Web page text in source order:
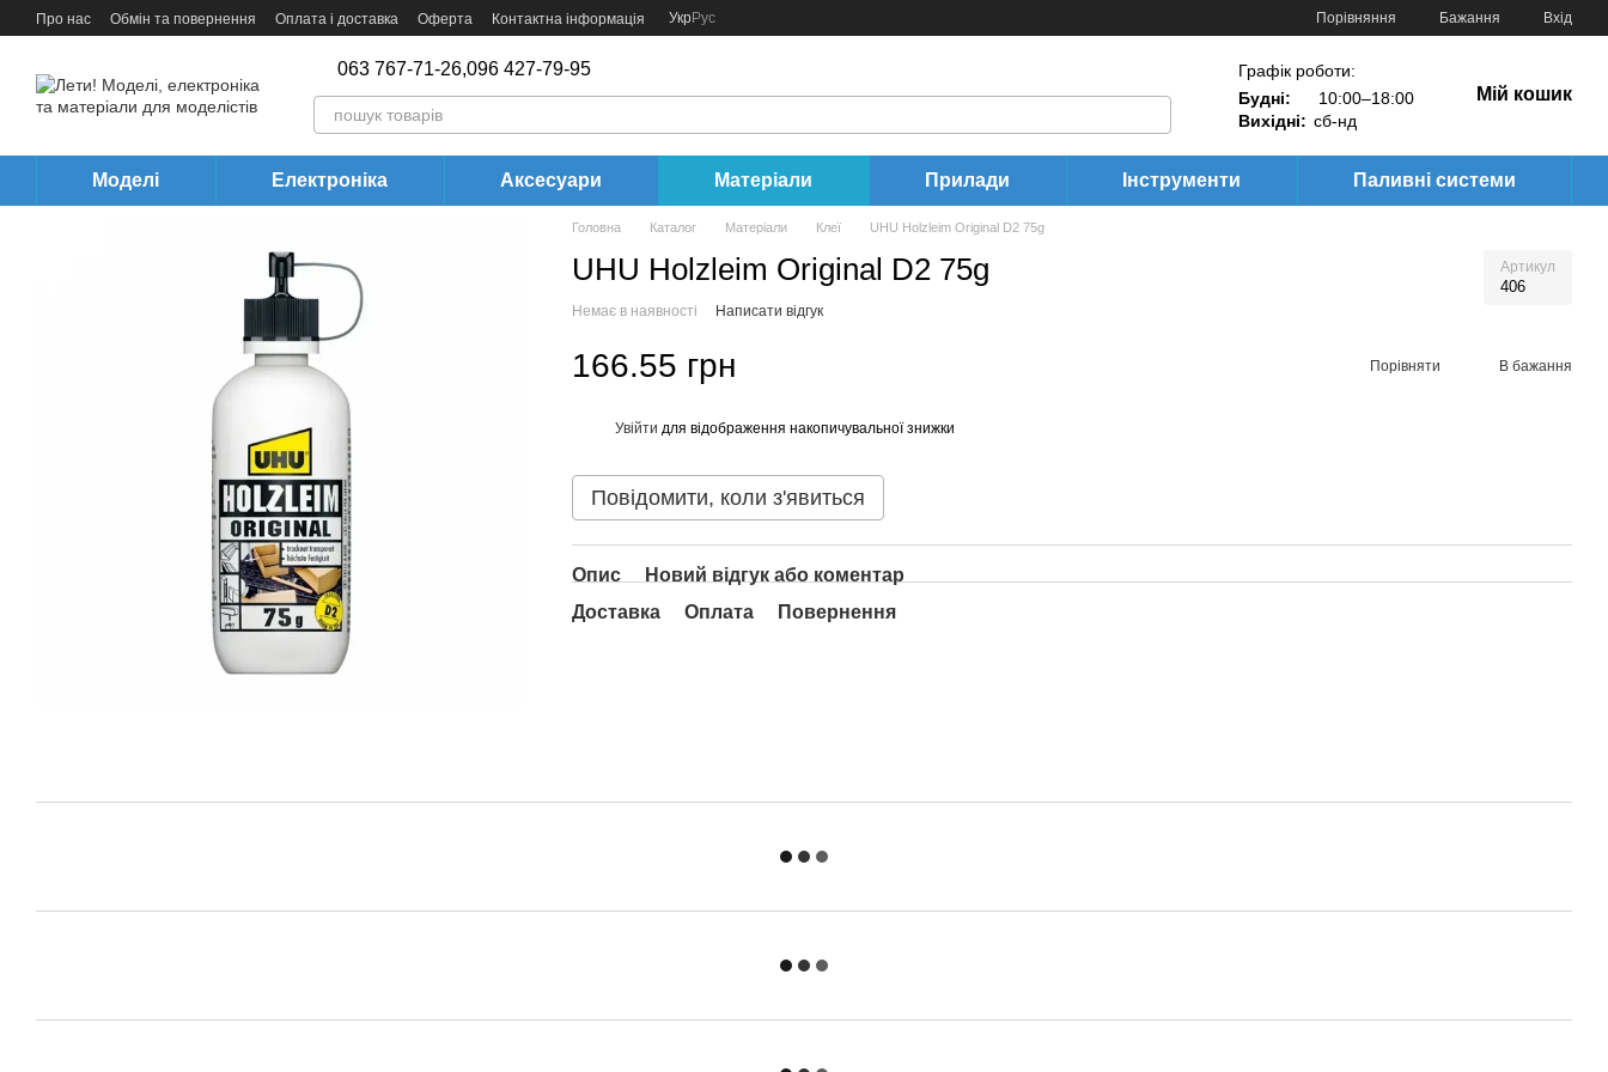
Перейти до основного контенту
Про нас Обмін та повернення Оплата і доставка Оферта Контактна інформація УкрРус Порівняння Бажання Вхід
063 767-71-26,096 427-79-95
Графік роботи:
Будні:
10:00–18:00
Вихідні: сб-нд
Мій кошик
Моделі Електроніка Аксесуари Матеріали Прилади Інструменти Паливні системи
Головна Каталог Матеріали Клеї UHU Holzleim Original D2 75g
UHU Holzleim Original D2 75g Артикул
406
Немає в наявності Написати відгук
166.55 грн Порівняти В бажання
Увійти для відображення накопичувальної знижки
Повідомити, коли з'явиться
Опис
Новий відгук або коментар
Доставка
Оплата Повернення